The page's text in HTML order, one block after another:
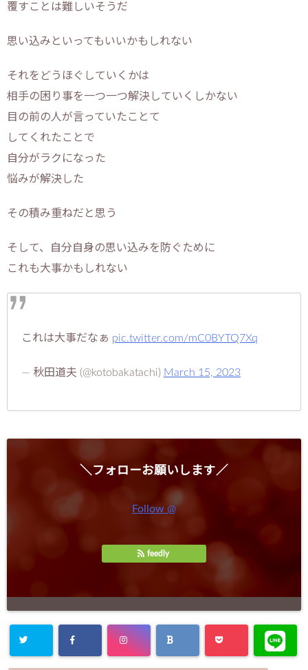
覆すことは難しいそうだ
思い込みといってもいいかもしれない
それをどうほぐしていくかは
相手の困り事を一つ一つ解決していくしかない
目の前の人が言っていたことて
してくれたことで
自分がラクになった
悩みが解決した
その積み重ねだと思う
そして、自分自身の思い込みを防ぐために
これも大事かもしれない
これは大事だなぁ pic.twitter.com/mC0BYTQ7Xq
— 秋田道夫 (@kotobakatachi) March 15, 2023
＼フォローお願いします／
Follow @
feedly